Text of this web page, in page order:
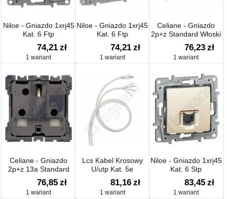
Niloe - Gniazdo 1xrj45
Kat. 6 Ftp
74,21 zł
1 wariant
Niloe - Gniazdo 1xrj45
Kat. 6 Ftp
74,21 zł
1 wariant
Celiane - Gniazdo
2p+z Standard Włoski
16a, Zaciski Srubowe
76,23 zł
1 wariant
Celiane - Gniazdo
2p+z 13a Standard
Angielski, Zaciski
śrubowe
76,85 zł
1 wariant
Lcs Kabel Krosowy
U/utp Kat. 5e
81,16 zł
1 wariant
Niloe - Gniazdo 1xrj45
Kat. 6 Stp
83,45 zł
1 wariant